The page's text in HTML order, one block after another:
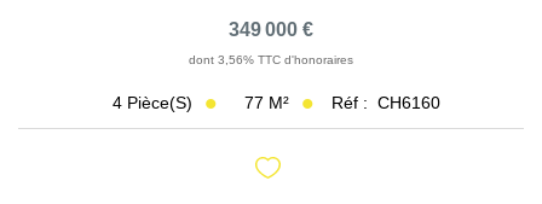
349 000 €
dont 3,56% TTC d'honoraires
4 Pièce(s) 77 M² Réf : CH6160